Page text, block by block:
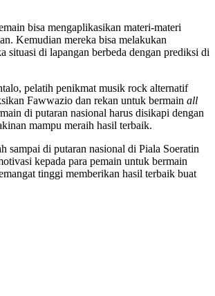
bisa mengaplikasikan materi-materi
Kemudian mereka bisa melakukan
situasi di lapangan berbeda dengan prediksi di
pelatih penikmat musik rock alternatif
Fawwazio dan rekan untuk bermain all
di putaran nasional harus disikapi dengan
mampu meraih hasil terbaik.
sampai di putaran nasional di Piala Soeratin
kepada para pemain untuk bermain
tinggi memberikan hasil terbaik buat